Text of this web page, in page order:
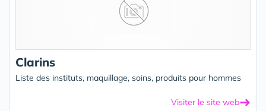
Clarins
Liste des instituts, maquillage, soins, produits pour hommes
Visiter le site web➜